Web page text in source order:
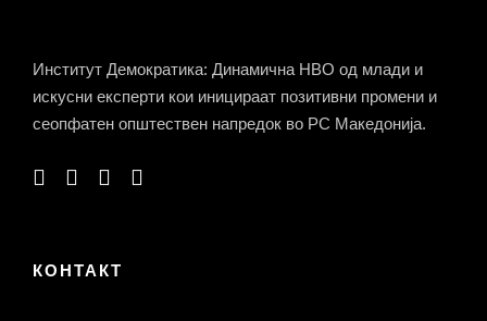
Институт Демократика: Динамична НВО од млади и
искусни експерти кои иницираат позитивни промени и
сеопфатен општествен напредок во РС Македонија.
КОНТАКТ